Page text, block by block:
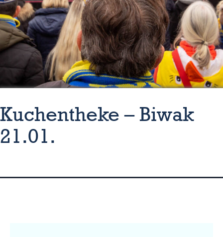
Kuchentheke – Biwak
21.01.